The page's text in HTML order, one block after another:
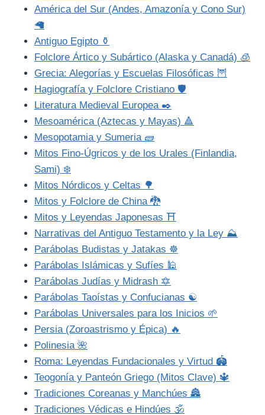
América del Sur (Andes, Amazonía y Cono Sur)
🦙
Antiguo Egipto ⚱️
Folclore Ártico y Subártico (Alaska y Canadá) 🧊
Grecia: Alegorías y Escuelas Filosóficas 🦉
Hagiografía y Folclore Cristiano 🛡️
Literatura Medieval Europea ✒️
Mesoamérica (Aztecas y Mayas) 🔺
Mesopotamia y Sumeria 🧱
Mitos Fino-Úgricos y de los Urales (Finlandia,
Sami) ❄️
Mitos Nórdicos y Celtas 🌳
Mitos y Folclore de China 🐉
Mitos y Leyendas Japonesas ⛩️
Narrativas del Antiguo Testamento y la Ley ⛰️
Parábolas Budistas y Jatakas ☸️
Parábolas Islámicas y Sufíes 🕌
Parábolas Judías y Midrash 🔯
Parábolas Taoístas y Confucianas ☯️
Parábolas Universales para los Inicios 🌱
Persia (Zoroastrismo y Épica) 🔥
Polinesia 🌺
Roma: Leyendas Fundacionales y Virtud 🏟️
Teogonía y Panteón Griego (Mitos Clave) 🔱
Tradiciones Coreanas y Manchúes 🏯
Tradiciones Védicas e Hindúes 🕉️